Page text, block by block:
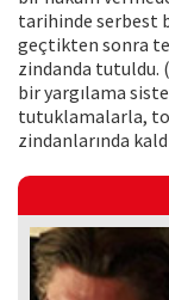
tarihinde serbest
geçtikten sonra
zindanda tutuldu.
bir yargılama
tutuklamalarla,
zindanlarında